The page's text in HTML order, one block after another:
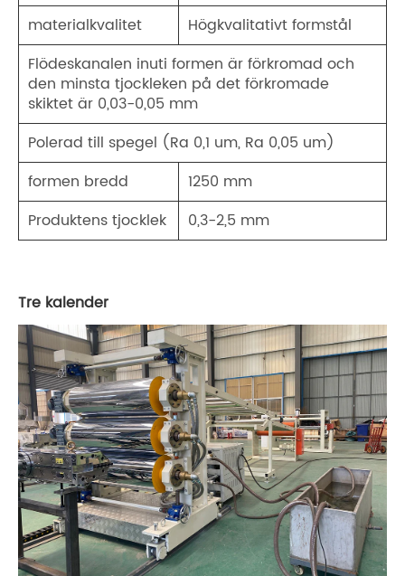
materialkvalitet
Högkvalitativt formstål
Flödeskanalen inuti formen är förkromad och
den minsta tjockleken på det förkromade
skiktet är 0,03-0,05 mm
Polerad till spegel (Ra 0,1 um, Ra 0,05 um)
formen bredd
1250 mm
Produktens tjocklek
0,3-2,5 mm
Tre kalender